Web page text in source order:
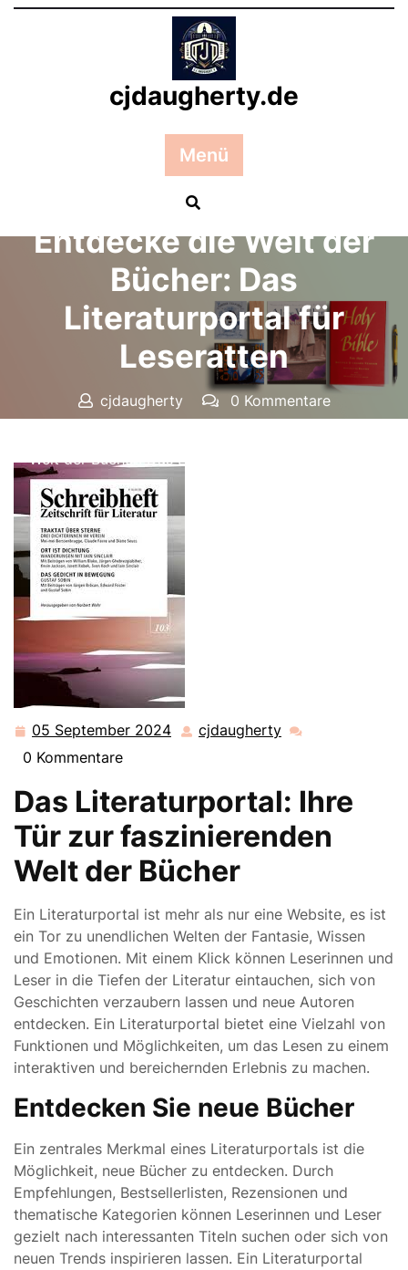
Zum
cjdaugherty.de
Menü
Posted On 05 September 2024
Entdecke die Welt der
Bücher: Das
Literaturportal für
Leseratten
cjdaugherty
0 Kommentare
Welt der Bücher: Das Literaturportal für Leseratten
05 September 2024 05 cjdaugherty cjdaugherty
0 Kommentare
Das Literaturportal: Ihre
Tür zur faszinierenden
Welt der Bücher
Ein Literaturportal ist mehr als nur eine Website, es ist
ein Tor zu unendlichen Welten der Fantasie, Wissen
und Emotionen. Mit einem Klick können Leserinnen und
Leser in die Tiefen der Literatur eintauchen, sich von
Geschichten verzaubern lassen und neue Autoren
entdecken. Ein Literaturportal bietet eine Vielzahl von
Funktionen und Möglichkeiten, um das Lesen zu einem
interaktiven und bereichernden Erlebnis zu machen.
Entdecken Sie neue Bücher
Ein zentrales Merkmal eines Literaturportals ist die
Möglichkeit, neue Bücher zu entdecken. Durch
Empfehlungen, Bestsellerlisten, Rezensionen und
thematische Kategorien können Leserinnen und Leser
gezielt nach interessanten Titeln suchen oder sich von
neuen Trends inspirieren lassen. Ein Literaturportal